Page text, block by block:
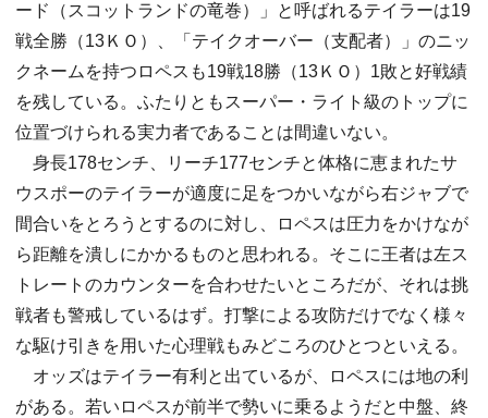
ード（スコットランドの竜巻）」と呼ばれるテイラーは19
戦全勝（13ＫＯ）、「テイクオーバー（支配者）」のニッ
クネームを持つロペスも19戦18勝（13ＫＯ）1敗と好戦績
を残している。ふたりともスーパー・ライト級のトップに
位置づけられる実力者であることは間違いない。
身長178センチ、リーチ177センチと体格に恵まれたサ
ウスポーのテイラーが適度に足をつかいながら右ジャブで
間合いをとろうとするのに対し、ロペスは圧力をかけなが
ら距離を潰しにかかるものと思われる。そこに王者は左ス
トレートのカウンターを合わせたいところだが、それは挑
戦者も警戒しているはず。打撃による攻防だけでなく様々
な駆け引きを用いた心理戦もみどころのひとつといえる。
オッズはテイラー有利と出ているが、ロペスには地の利
がある。若いロペスが前半で勢いに乗るようだと中盤、終